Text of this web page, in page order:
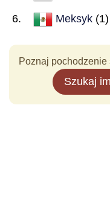
Meksyk (1)
Poznaj
Szukaj